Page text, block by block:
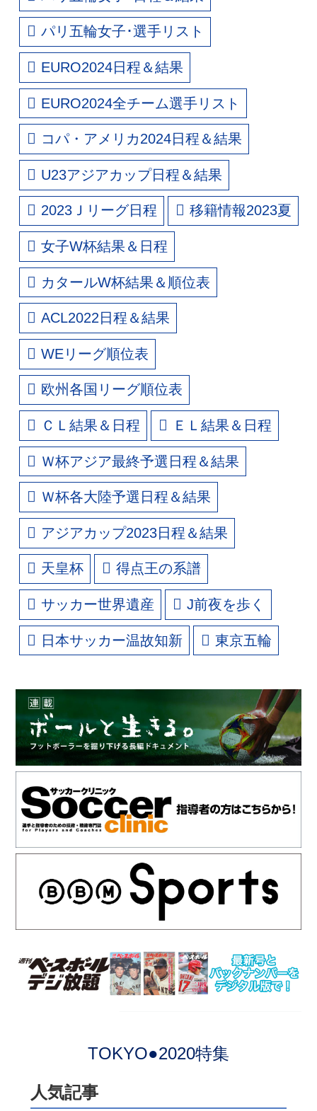
パリ五輪女子･選手リスト
EURO2024日程＆結果
EURO2024全チーム選手リスト
コパ・アメリカ2024日程＆結果
U23アジアカップ日程＆結果
2023Ｊリーグ日程 移籍情報2023夏
女子W杯結果＆日程
カタールW杯結果＆順位表
ACL2022日程＆結果
WEリーグ順位表
欧州各国リーグ順位表
ＣＬ結果＆日程 ＥＬ結果＆日程
Ｗ杯アジア最終予選日程＆結果
Ｗ杯各大陸予選日程＆結果
アジアカップ2023日程＆結果
天皇杯 得点王の系譜
サッカー世界遺産 J前夜を歩く
日本サッカー温故知新 東京五輪
TOKYO●2020特集
人気記事